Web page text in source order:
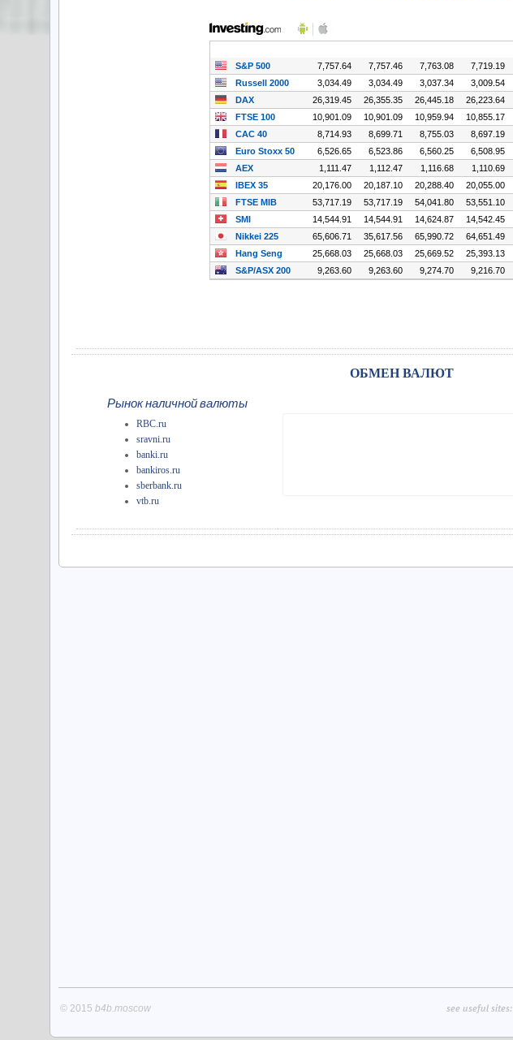
ОБМЕН ВАЛЮТ
Рынок наличной валюты
RBC.ru
sravni.ru
banki.ru
bankiros.ru
sberbank.ru
vtb.ru
© 2015 b4b.moscow see useful sites: